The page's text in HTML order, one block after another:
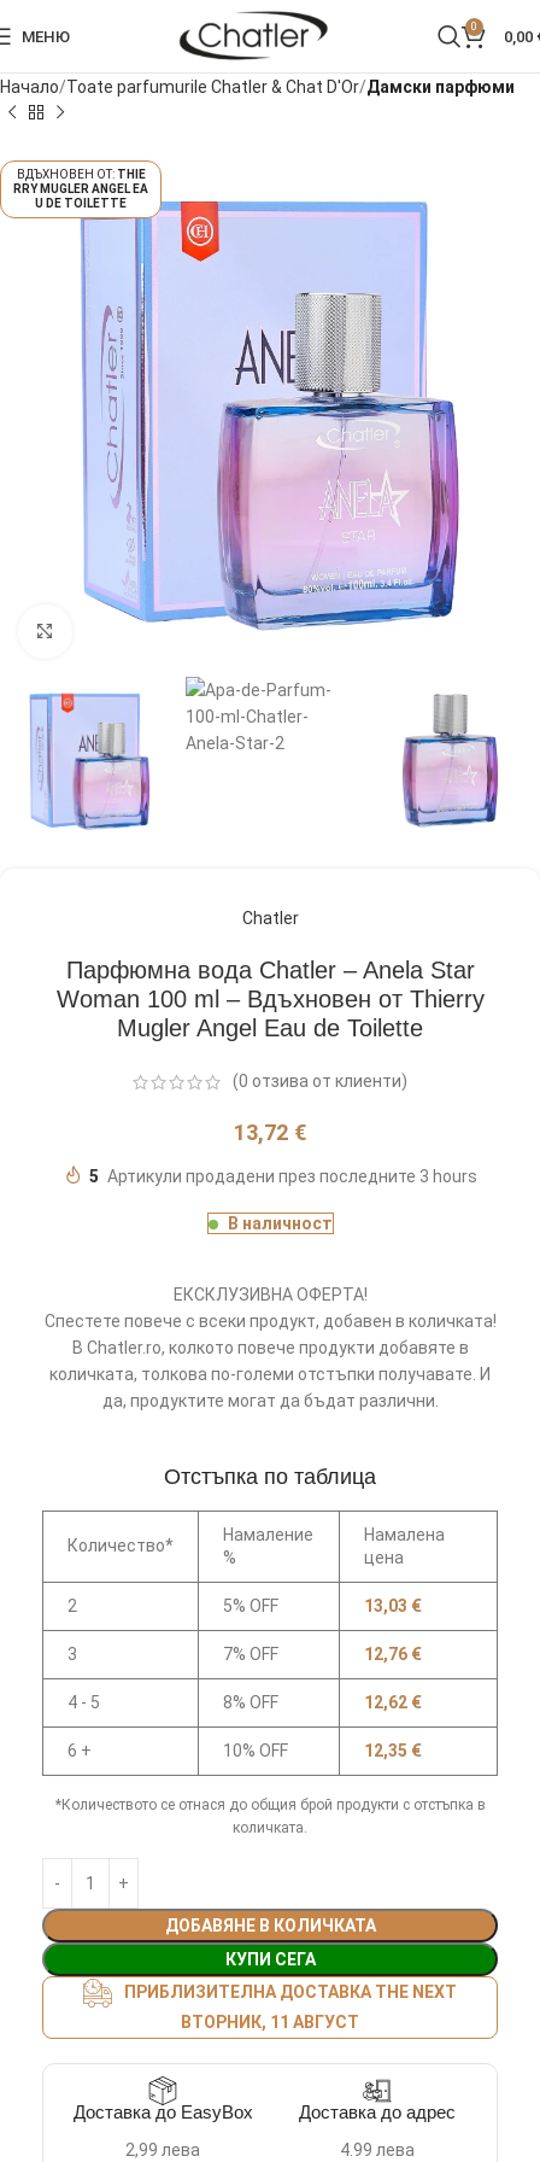
МЕНЮ
0
0,00
Начало Toate parfumurile Chatler & Chat D'Or Дамски парфюми
THIE
RRY MUGLER ANGEL EA
U DE TOILETTE
Кликнете, за да увеличите
Chatler
Парфюмна вода Chatler – Anela Star
Woman 100 ml – Вдъхновен от Thierry
Mugler Angel Eau de Toilette
(0 отзива от клиенти)
13,72 €
5 Артикули продадени през последните 3 hours
В наличност
ЕКСКЛУЗИВНА ОФЕРТА!
Спестете повече с всеки продукт, добавен в количката!
В Chatler.ro, колкото повече продукти добавяте в
количката, толкова по-големи отстъпки получавате. И
да, продуктите могат да бъдат различни.
Отстъпка по таблица
Количество*
Намаление
%
Намалена
цена
2 5% OFF 13,03 €
3 7% OFF 12,76 €
4 - 5 8% OFF 12,62 €
6 + 10% OFF 12,35 €
*Количеството се отнася до общия брой продукти с отстъпка в
количката.
ДОБАВЯНЕ В КОЛИЧКАТА
КУПИ СЕГА
ПРИБЛИЗИТЕЛНА ДОСТАВКА THE NEXT
ВТОРНИК, 11 АВГУСТ
Доставка до EasyBox
2,99 лева
Доставка до адрес
4.99 лева